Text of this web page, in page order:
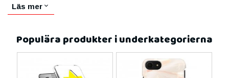
Skal & fodral till iPhone 8
allt från tunna, diskreta skal till stötsäkra fodral – i olika färger
och material.
Skärmskydd & härdat glas till iPhone 8
Läs mer
Populära produkter i underkategorierna